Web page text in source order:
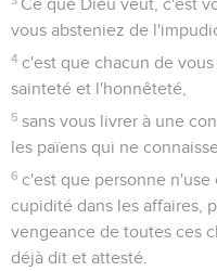
vous les uns les autres,
Dernières
ceux qui travaillent parmi
Seigneur, et qui vous
Ayez pour eux
oeuvre. Soyez en paix
Nous vous prions aussi,